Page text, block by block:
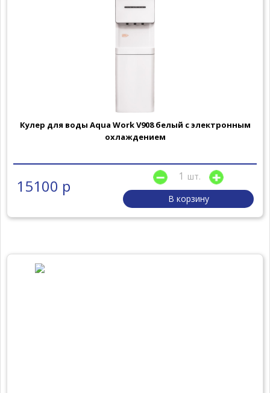
Кулер для воды Aqua Work V908 белый с электронным
охлаждением
15100 р
шт.
В корзину